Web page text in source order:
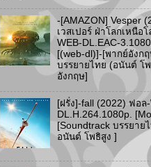
-[AMAZON] Vesper
เวสเปอร์ ฝ่าโลกเหนือโ
WEB-DL.EAC-
[(web-dl)]-[พากย์อังก
บรรยายไทย (อนันต์ โ
อังกฤษ]
[ฝรั่ง]-fall (2022) ฟอล
DL.H.264.1080p.
[Soundtrack บรรยาย
อนันต์ โพธิสูง ]